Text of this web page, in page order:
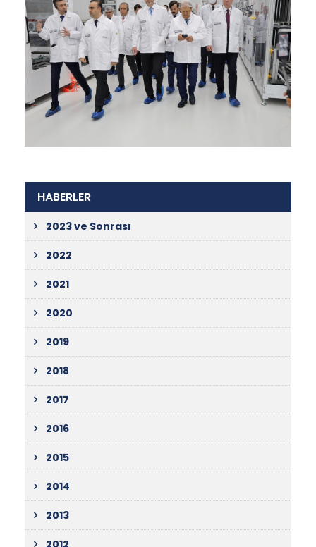
HABERLER
2023 ve Sonrası
2022
2021
2020
2019
2018
2017
2016
2015
2014
2013
2012